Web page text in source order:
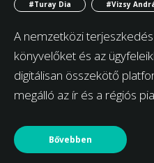
#Turay Dia
#Vizsy
A nemzetközi
könyvelőket és az
digitálisan összekötő
megálló az ír és a régiós
Bővebben